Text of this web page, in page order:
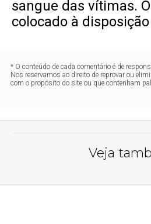
sangue das vítimas.
colocado à
* O conteúdo de cada comentário é de
Nos reservamos ao direito de reprovar ou
com o propósito do site ou que contenham
Veja